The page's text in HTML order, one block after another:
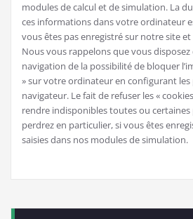
modules de calcul et de simulation. La
ces informations dans votre ordinateur
vous êtes pas enregistré sur notre site
Nous vous rappelons que vous
navigation de la possibilité de bloquer
» sur votre ordinateur en configurant
navigateur. Le fait de refuser les «
rendre indisponibles toutes ou certaines
perdrez en particulier, si vous êtes
saisies dans nos modules de simulation.